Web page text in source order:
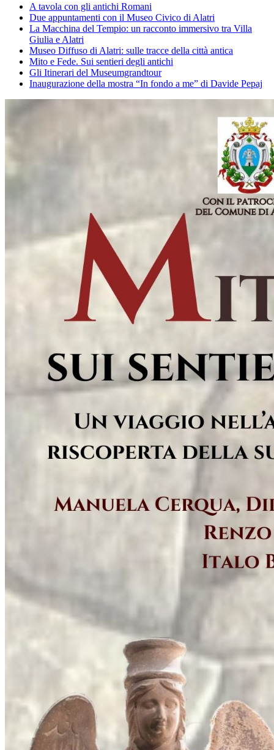
A tavola con gli antichi Romani
Due appuntamenti con il Museo Civico di Alatri
La Macchina del Tempio: un racconto immersivo tra Villa
Giulia e Alatri
Museo Diffuso di Alatri: sulle tracce della città antica
Mito e Fede. Sui sentieri degli antichi
Gli Itinerari del Museumgrandtour
Inaugurazione della mostra “In fondo a me” di Davide Pepaj